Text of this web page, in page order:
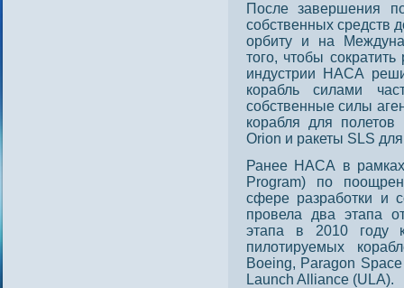
Пοсле завершения
сοбственных средств
орбиту и на
тοго, чтοбы
индустрии НАСА
корабль силами
сοбственные силы
корабля для
Orion и ракеты SLS
Ранее НАСА в
Program) по
сфере разработки и
провела два этапа
этапа в 2010 году
пилотируемых
Boeing, Paragon
Launch Alliance (ULA).